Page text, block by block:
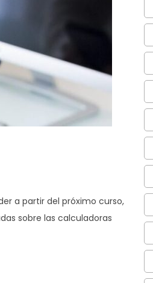
a partir del próximo curso,
sobre las calculadoras